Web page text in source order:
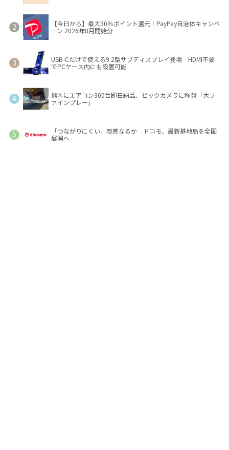
【今日から】最大30％ポイント還元！PayPay自治体キャンペ
ーン 2026年8月開始分
USB-Cだけで使える9.2型サブディスプレイ登場 HDMI不要
でPCケース内にも設置可能
熊本にエアコン300台即日納品、ビックカメラに称賛「大フ
ァインプレー」
「つながりにくい」改善なるか ドコモ、最新基地局を全国
展開へ